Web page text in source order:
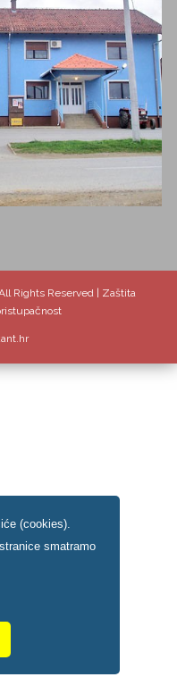
(cookies).
smatramo
Rights Reserved | Zaštita